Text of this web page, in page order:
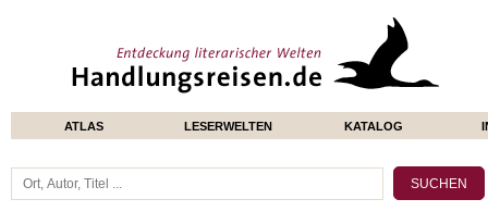
ATLAS LESERWELTEN KATALOG